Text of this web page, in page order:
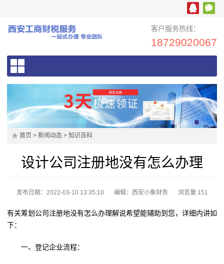
客户服务热线：
18729020067
首页 > 新闻动态 > 知识百科
设计公司注册地没有怎么办理
发布日期：2022-03-10 13:35:10 编辑：西安小象财务 浏览量:151
有关筹划公司注册地没有怎么办理解说希望能辅助到您，详细内讲如
下：
一、登记企业流程：